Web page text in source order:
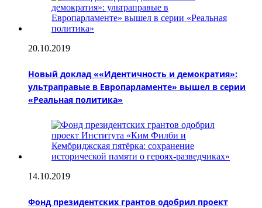
20.10.2019
Новый доклад ««Идентичность и демократия»:
ультраправые в Европарламенте» вышел в серии
«Реальная политика»
14.10.2019
Фонд президентских грантов одобрил проект